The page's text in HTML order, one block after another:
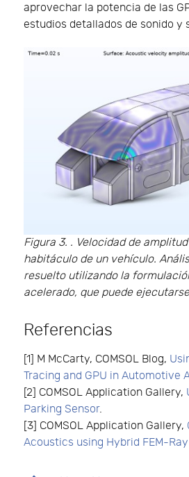
aprovechar la potencia de las
estudios detallados de sonido y
Figura 3. . Velocidad de
habitáculo de un vehículo.
resuelto utilizando la
acelerado, que puede
Referencias
[1] M McCarty, COMSOL Blog,
Tracing and GPU in Automotive
[2] COMSOL Application Gallery,
Parking Sensor.
[3] COMSOL Application Gallery,
Acoustics using Hybrid FEM-